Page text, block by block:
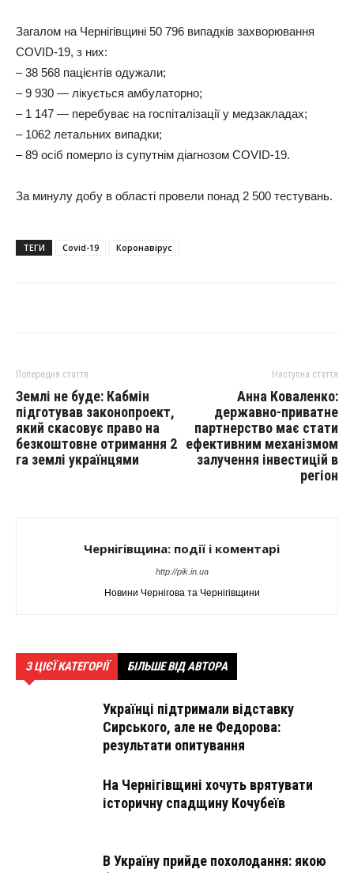
Загалом на Чернігівщині 50 796 випадків захворювання
COVID-19, з них:
– 38 568 пацієнтів одужали;
– 9 930 — лікується амбулаторно;
– 1 147 — перебуває на госпіталізації у медзакладах;
– 1062 летальних випадки;
– 89 осіб померло із супутнім діагнозом COVID-19.
За минулу добу в області провели понад 2 500 тестувань.
ТЕГИ Covid-19 Коронавірус
Попередня стаття
Землі не буде: Кабмін
підготував законопроект,
який скасовує право на
безкоштовне отримання 2
га землі українцями
Наступна стаття
Анна Коваленко:
державно-приватне
партнерство має стати
ефективним механізмом
залучення інвестицій в
регіон
Чернігівщина: події і коментарі
http://pik.in.ua
Новини Чернігова та Чернігівщини
З ЦІЄЇ КАТЕГОРІЇ БІЛЬШЕ ВІД АВТОРА
Українці підтримали відставку
Сирського, але не Федорова:
результати опитування
На Чернігівщині хочуть врятувати
історичну спадщину Кочубеїв
В Україну прийде похолодання: якою